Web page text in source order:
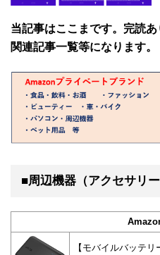
当記事はここまです。完読あ
関連記事一覧等になります。
■周辺機器（アクセサリー
【モバイルバッテリ